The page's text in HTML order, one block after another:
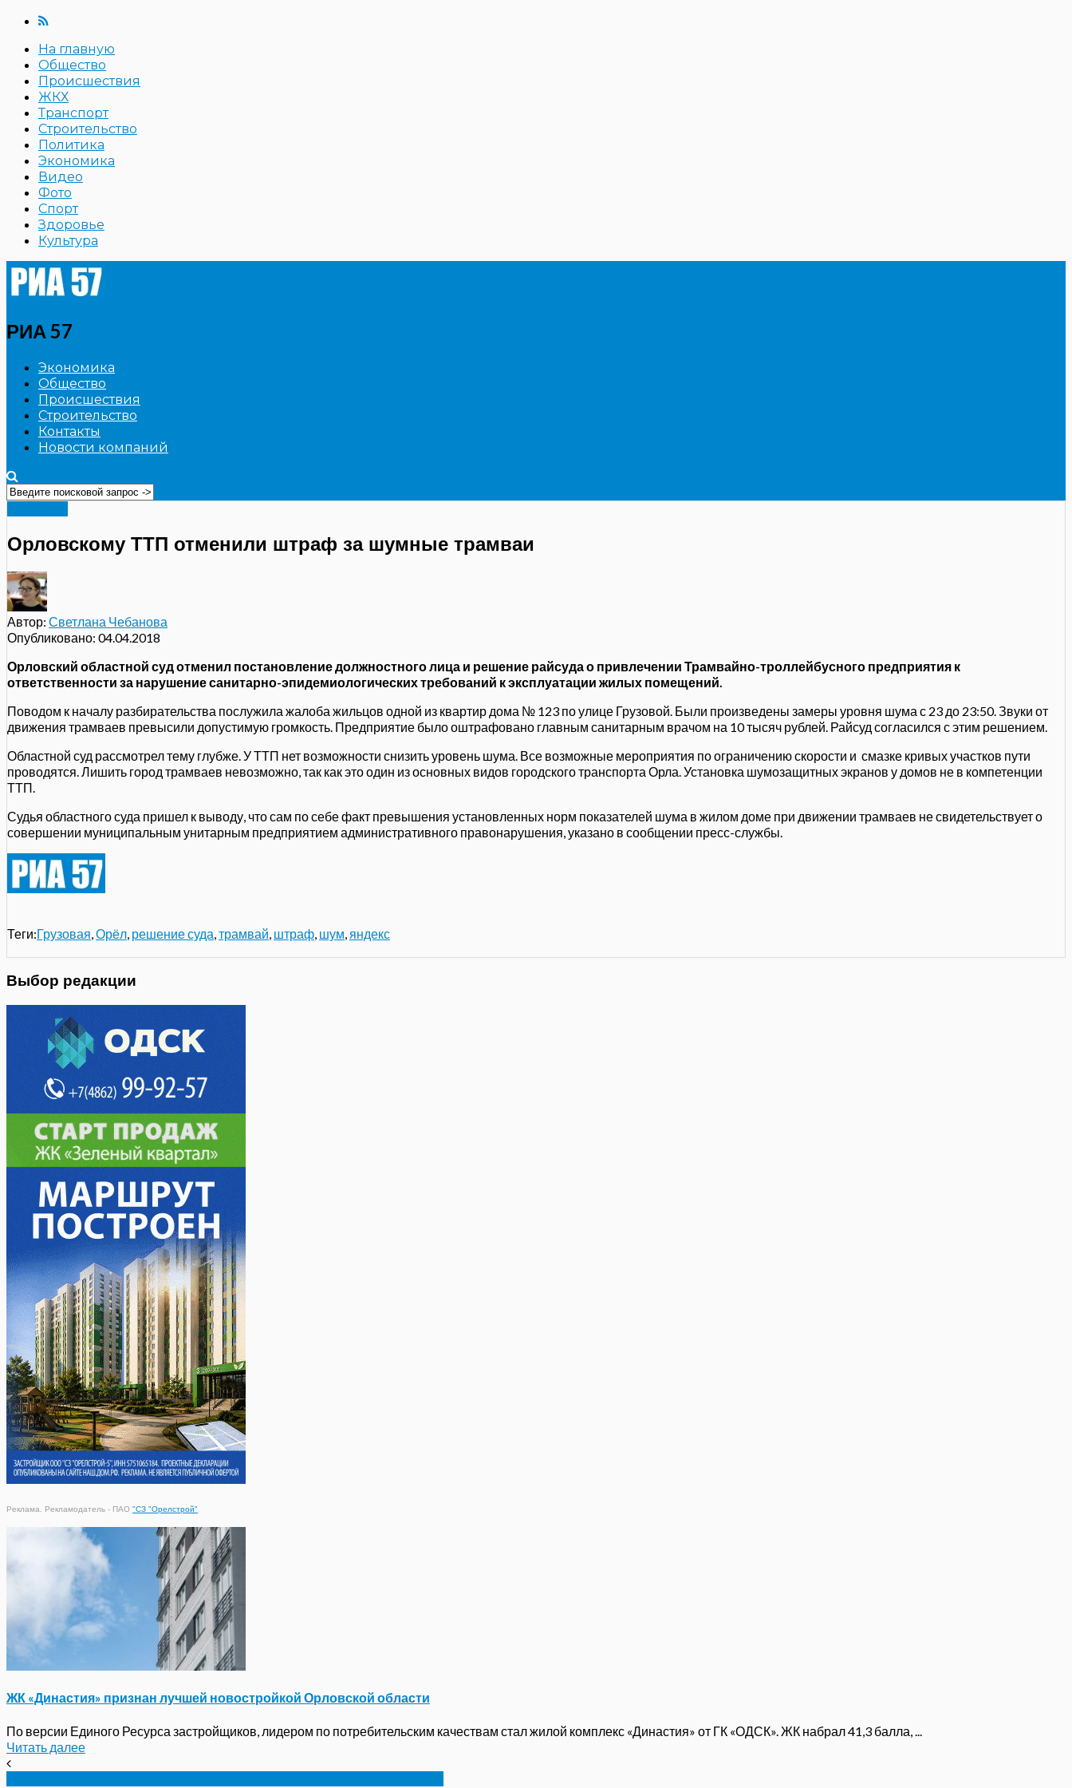
На главную
Общество
Происшествия
ЖКХ
Транспорт
Строительство
Политика
Экономика
Видео
Фото
Спорт
Здоровье
Культура
РИА 57
Экономика
Общество
Происшествия
Строительство
Контакты
Новости компаний
Орловскому ТТП отменили штраф за шумные трамваи
Автор: Светлана Чебанова
Опубликовано: 04.04.2018
Орловский областной суд отменил постановление должностного лица и решение райсуда о привлечении Трамвайно-троллейбусного предприятия к
ответственности за нарушение санитарно-эпидемиологических требований к эксплуатации жилых помещений.
Поводом к началу разбирательства послужила жалоба жильцов одной из квартир дома № 123 по улице Грузовой. Были произведены замеры уровня шума с 23 до 23:50. Звуки от
движения трамваев превысили допустимую громкость. Предприятие было оштрафовано главным санитарным врачом на 10 тысяч рублей. Райсуд согласился с этим решением.
Областной суд рассмотрел тему глубже. У ТТП нет возможности снизить уровень шума. Все возможные мероприятия по ограничению скорости и смазке кривых участков пути
проводятся. Лишить город трамваев невозможно, так как это один из основных видов городского транспорта Орла. Установка шумозащитных экранов у домов не в компетенции
ТТП.
Судья областного суда пришел к выводу, что сам по себе факт превышения установленных норм показателей шума в жилом доме при движении трамваев не свидетельствует о
совершении муниципальным унитарным предприятием административного правонарушения, указано в сообщении пресс-службы.
Теги:Грузовая Орёл решение суда трамвай штраф шум яндекс
Выбор редакции
Реклама. Рекламодатель - ПАО "СЗ "Орелстрой"
ЖК «Династия» признан лучшей новостройкой Орловской области
По версии Единого Ресурса застройщиков, лидером по потребительским качествам стал жилой комплекс «Династия» от ГК «ОДСК». ЖК набрал 41,3 балла, ...
Читать далее